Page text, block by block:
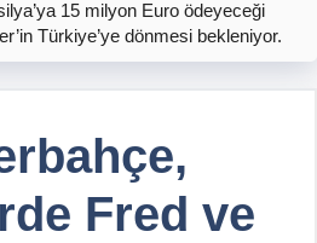
15 milyon Euro ödeyeceği
Türkiye’ye dönmesi bekleniyor.
Fred ve